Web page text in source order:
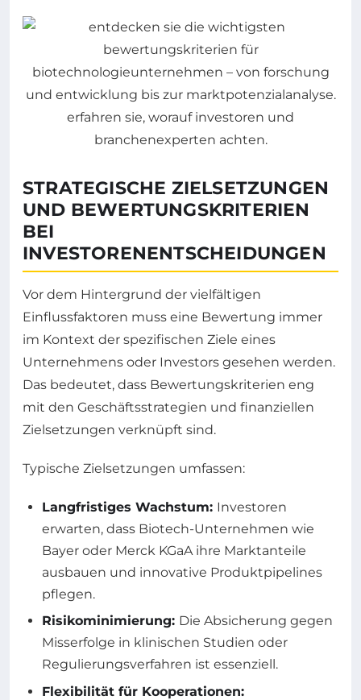
STRATEGISCHE ZIELSETZUNGEN
UND BEWERTUNGSKRITERIEN
BEI
INVESTORENENTSCHEIDUNGEN
Vor dem Hintergrund der vielfältigen
Einflussfaktoren muss eine Bewertung immer
im Kontext der spezifischen Ziele eines
Unternehmens oder Investors gesehen werden.
Das bedeutet, dass Bewertungskriterien eng
mit den Geschäftsstrategien und finanziellen
Zielsetzungen verknüpft sind.
Typische Zielsetzungen umfassen:
Langfristiges Wachstum: Investoren
erwarten, dass Biotech-Unternehmen wie
Bayer oder Merck KGaA ihre Marktanteile
ausbauen und innovative Produktpipelines
pflegen.
Risikominimierung: Die Absicherung gegen
Misserfolge in klinischen Studien oder
Regulierungsverfahren ist essenziell.
Flexibilität für Kooperationen: